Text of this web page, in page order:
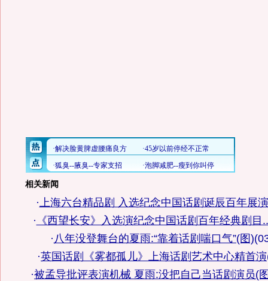
相关新闻
· 上海六台精品剧 入选纪念中国话剧诞辰百年展演
· 《西望长安》入选演纪念中国话剧百年经典剧目
· 八年没登舞台的夏雨:“靠着话剧喘口气”(图)
·英国话剧《雾都孤儿》上海话剧艺术中心精首演
·被孟导批评表演机械 夏雨:没把自己当话剧演员(